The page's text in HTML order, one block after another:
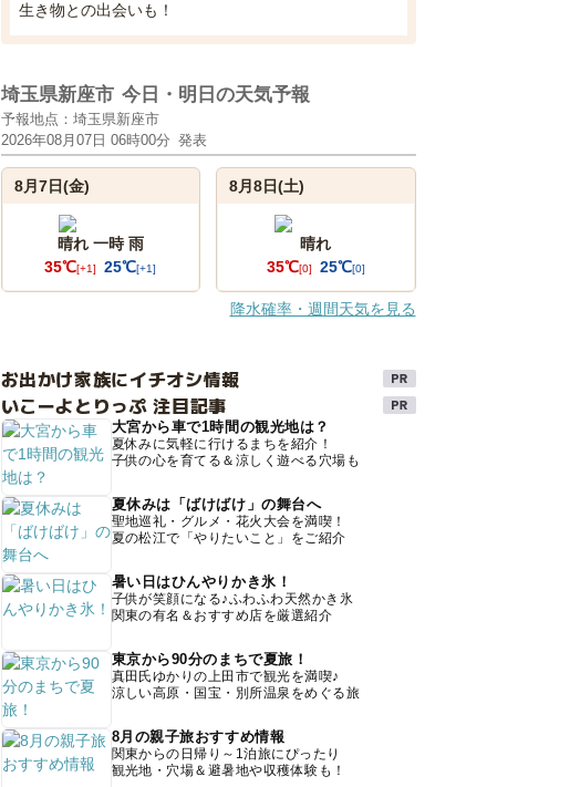
生き物との出会いも！
埼玉県新座市 今日・明日の天気予報
予報地点：埼玉県新座市
2026年08月07日 06時00分 発表
8月7日(金)
晴れ 一時 雨
35℃[+1] 25℃[+1]
8月8日(土)
晴れ
35℃[0] 25℃[0]
降水確率・週間天気を見る
お出かけ家族にイチオシ情報
いこーよとりっぷ 注目記事
大宮から車で1時間の観光地は？
夏休みに気軽に行けるまちを紹介！
子供の心を育てる＆涼しく遊べる穴場も
夏休みは「ばけばけ」の舞台へ
聖地巡礼・グルメ・花火大会を満喫！
夏の松江で「やりたいこと」をご紹介
暑い日はひんやりかき氷！
子供が笑顔になる♪ふわふわ天然かき氷
関東の有名＆おすすめ店を厳選紹介
東京から90分のまちで夏旅！
真田氏ゆかりの上田市で観光を満喫♪
涼しい高原・国宝・別所温泉をめぐる旅
8月の親子旅おすすめ情報
関東からの日帰り～1泊旅にぴったり
観光地・穴場＆避暑地や収穫体験も！